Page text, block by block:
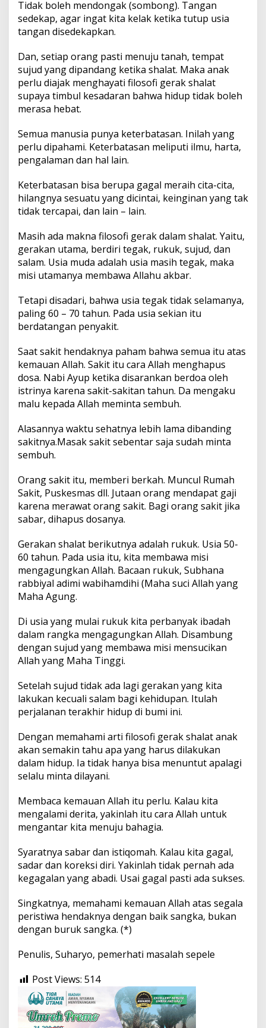
Tidak boleh mendongak (sombong). Tangan
sedekap, agar ingat kita kelak ketika tutup usia
tangan disedekapkan.
Dan, setiap orang pasti menuju tanah, tempat
sujud yang dipandang ketika shalat. Maka anak
perlu diajak menghayati filosofi gerak shalat
supaya timbul kesadaran bahwa hidup tidak boleh
merasa hebat.
Semua manusia punya keterbatasan. Inilah yang
perlu dipahami. Keterbatasan meliputi ilmu, harta,
pengalaman dan hal lain.
Keterbatasan bisa berupa gagal meraih cita-cita,
hilangnya sesuatu yang dicintai, keinginan yang tak
tidak tercapai, dan lain – lain.
Masih ada makna filosofi gerak dalam shalat. Yaitu,
gerakan utama, berdiri tegak, rukuk, sujud, dan
salam. Usia muda adalah usia masih tegak, maka
misi utamanya membawa Allahu akbar.
Tetapi disadari, bahwa usia tegak tidak selamanya,
paling 60 – 70 tahun. Pada usia sekian itu
berdatangan penyakit.
Saat sakit hendaknya paham bahwa semua itu atas
kemauan Allah. Sakit itu cara Allah menghapus
dosa. Nabi Ayup ketika disarankan berdoa oleh
istrinya karena sakit-sakitan tahun. Da mengaku
malu kepada Allah meminta sembuh.
Alasannya waktu sehatnya lebih lama dibanding
sakitnya.Masak sakit sebentar saja sudah minta
sembuh.
Orang sakit itu, memberi berkah. Muncul Rumah
Sakit, Puskesmas dll. Jutaan orang mendapat gaji
karena merawat orang sakit. Bagi orang sakit jika
sabar, dihapus dosanya.
Gerakan shalat berikutnya adalah rukuk. Usia 50-
60 tahun. Pada usia itu, kita membawa misi
mengagungkan Allah. Bacaan rukuk, Subhana
rabbiyal adimi wabihamdihi (Maha suci Allah yang
Maha Agung.
Di usia yang mulai rukuk kita perbanyak ibadah
dalam rangka mengagungkan Allah. Disambung
dengan sujud yang membawa misi mensucikan
Allah yang Maha Tinggi.
Setelah sujud tidak ada lagi gerakan yang kita
lakukan kecuali salam bagi kehidupan. Itulah
perjalanan terakhir hidup di bumi ini.
Dengan memahami arti filosofi gerak shalat anak
akan semakin tahu apa yang harus dilakukan
dalam hidup. Ia tidak hanya bisa menuntut apalagi
selalu minta dilayani.
Membaca kemauan Allah itu perlu. Kalau kita
mengalami derita, yakinlah itu cara Allah untuk
mengantar kita menuju bahagia.
Syaratnya sabar dan istiqomah. Kalau kita gagal,
sadar dan koreksi diri. Yakinlah tidak pernah ada
kegagalan yang abadi. Usai gagal pasti ada sukses.
Singkatnya, memahami kemauan Allah atas segala
peristiwa hendaknya dengan baik sangka, bukan
dengan buruk sangka. (*)
Penulis, Suharyo, pemerhati masalah sepele
Post Views: 514